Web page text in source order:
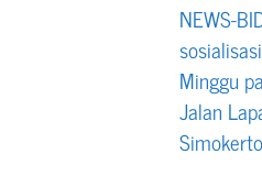
NEWS-
Minggu
Jalan